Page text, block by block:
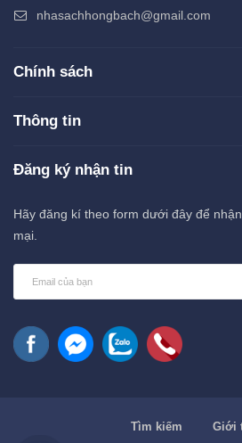
nhasachhongbach@gmail.com
Chính sách
Thông tin
Đăng ký nhận tin
Hãy đăng kí theo form dưới đây để
mại.
Tìm kiếm Giới